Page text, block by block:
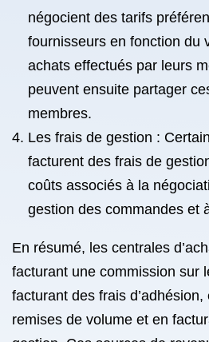
négocient des tarifs
fournisseurs en fonction du
achats effectués par leurs
peuvent ensuite partager
membres.
Les frais de gestion :
facturent des frais de
coûts associés à la
gestion des commandes et
En résumé, les centrales
facturant une commission sur
facturant des frais
remises de volume et en